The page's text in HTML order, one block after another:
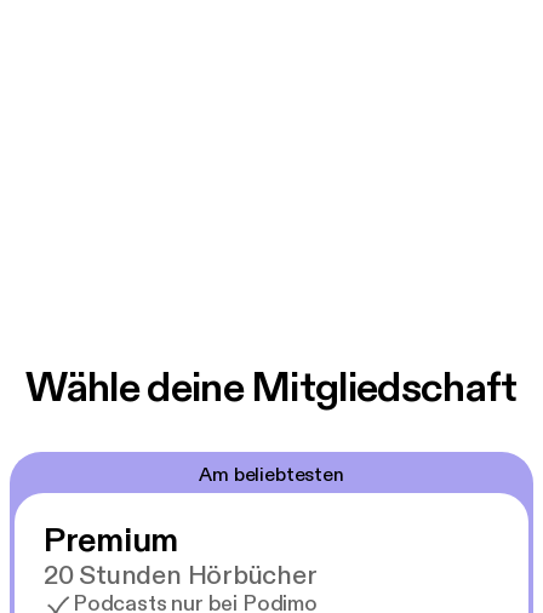
Wähle deine Mitgliedschaft
Am beliebtesten
Premium
20 Stunden Hörbücher
Podcasts nur bei Podimo